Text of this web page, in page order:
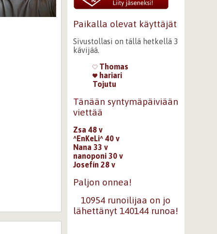
Paikalla olevat käyttäjät
Sivustollasi on tällä hetkellä 3
kävijää.
Thomas
hariari
Tojutu
Tänään syntymäpäiviään
viettää
Zsa 48 v
^EnKeLi^ 40 v
Nana 33 v
nanoponi 30 v
Josefín 28 v
Paljon onnea!
10954 runoilijaa on jo
lähettänyt 140144 runoa!